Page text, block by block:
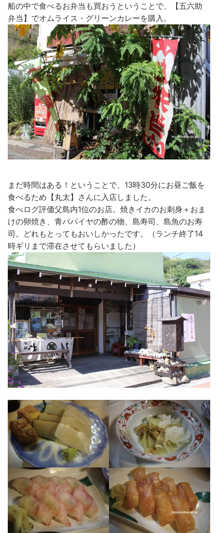
船の中で食べるお弁当も買おうということで、【五六助
弁当】でオムライス・グリーンカレーを購入。
まだ時間はある！ということで、13時30分にお昼ご飯を
食べるため【丸太】さんに入店しました。
食べログ評価父島内1位のお店。焼きイカのお刺身＋おま
けの卵焼き、青パパイヤの酢の物、島寿司、島魚のお寿
司。どれもとってもおいしかったです。（ランチ終了14
時ギリまで滞在させてもらいました）